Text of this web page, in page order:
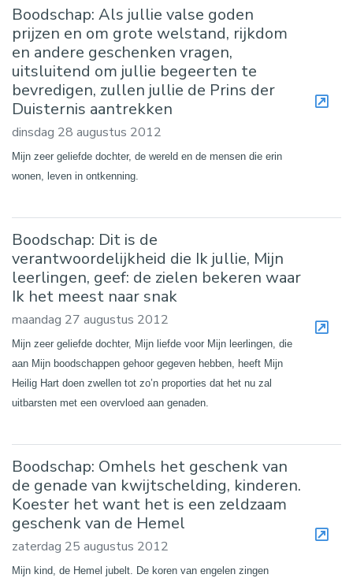
Boodschap: Als jullie valse goden
prijzen en om grote welstand, rijkdom
en andere geschenken vragen,
uitsluitend om jullie begeerten te
bevredigen, zullen jullie de Prins der
Duisternis aantrekken
dinsdag 28 augustus 2012
Mijn zeer geliefde dochter, de wereld en de mensen die erin
wonen, leven in ontkenning.
Boodschap: Dit is de
verantwoordelijkheid die Ik jullie, Mijn
leerlingen, geef: de zielen bekeren waar
Ik het meest naar snak
maandag 27 augustus 2012
Mijn zeer geliefde dochter, Mijn liefde voor Mijn leerlingen, die
aan Mijn boodschappen gehoor gegeven hebben, heeft Mijn
Heilig Hart doen zwellen tot zo’n proporties dat het nu zal
uitbarsten met een overvloed aan genaden.
Boodschap: Omhels het geschenk van
de genade van kwijtschelding, kinderen.
Koester het want het is een zeldzaam
geschenk van de Hemel
zaterdag 25 augustus 2012
Mijn kind, de Hemel jubelt. De koren van engelen zingen